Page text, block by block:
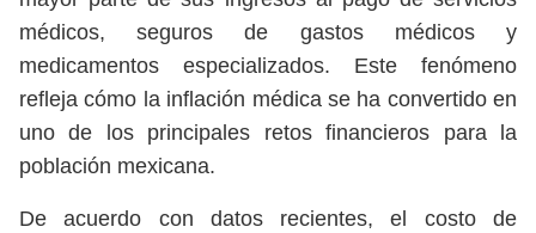
médicos, seguros de gastos médicos y
medicamentos especializados. Este fenómeno
refleja cómo la inflación médica se ha convertido en
uno de los principales retos financieros para la
población mexicana.
De acuerdo con datos recientes, el costo de